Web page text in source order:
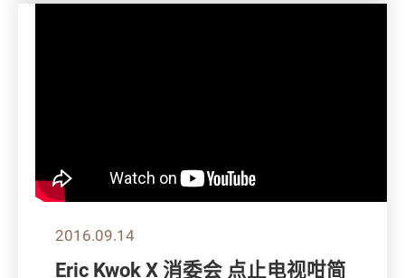
2016.09.14
Eric Kwok X 消委会 点止电视咁简